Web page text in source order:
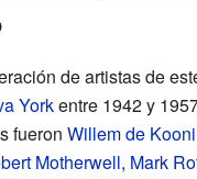
de artistas de
Yorkentre 1942 y
fueron Willem de
Motherwell, Mark